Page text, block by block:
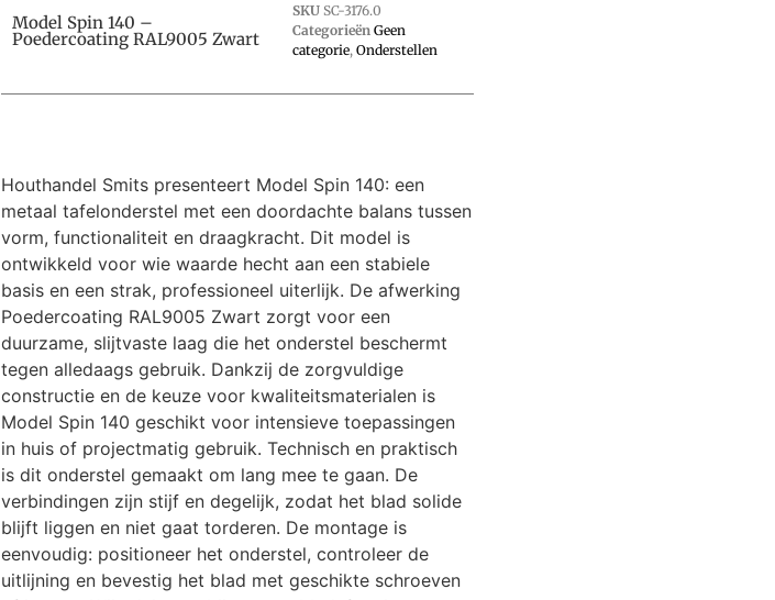
Model Spin 140 –
Poedercoating RAL9005 Zwart
SKU SC-3176.0
Categorieën Geen
categorie, Onderstellen
Houthandel Smits presenteert Model Spin 140: een
metaal tafelonderstel met een doordachte balans tussen
vorm, functionaliteit en draagkracht. Dit model is
ontwikkeld voor wie waarde hecht aan een stabiele
basis en een strak, professioneel uiterlijk. De afwerking
Poedercoating RAL9005 Zwart zorgt voor een
duurzame, slijtvaste laag die het onderstel beschermt
tegen alledaags gebruik. Dankzij de zorgvuldige
constructie en de keuze voor kwaliteitsmaterialen is
Model Spin 140 geschikt voor intensieve toepassingen
in huis of projectmatig gebruik. Technisch en praktisch
is dit onderstel gemaakt om lang mee te gaan. De
verbindingen zijn stijf en degelijk, zodat het blad solide
blijft liggen en niet gaat torderen. De montage is
eenvoudig: positioneer het onderstel, controleer de
uitlijning en bevestig het blad met geschikte schroeven